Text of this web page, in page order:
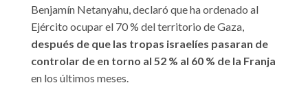
Benjamín Netanyahu, declaró que ha ordenado al
Ejército ocupar el 70 % del territorio de Gaza,
después de que las tropas israelíes pasaran de
controlar de en torno al 52 % al 60 % de la Franja
en los últimos meses.